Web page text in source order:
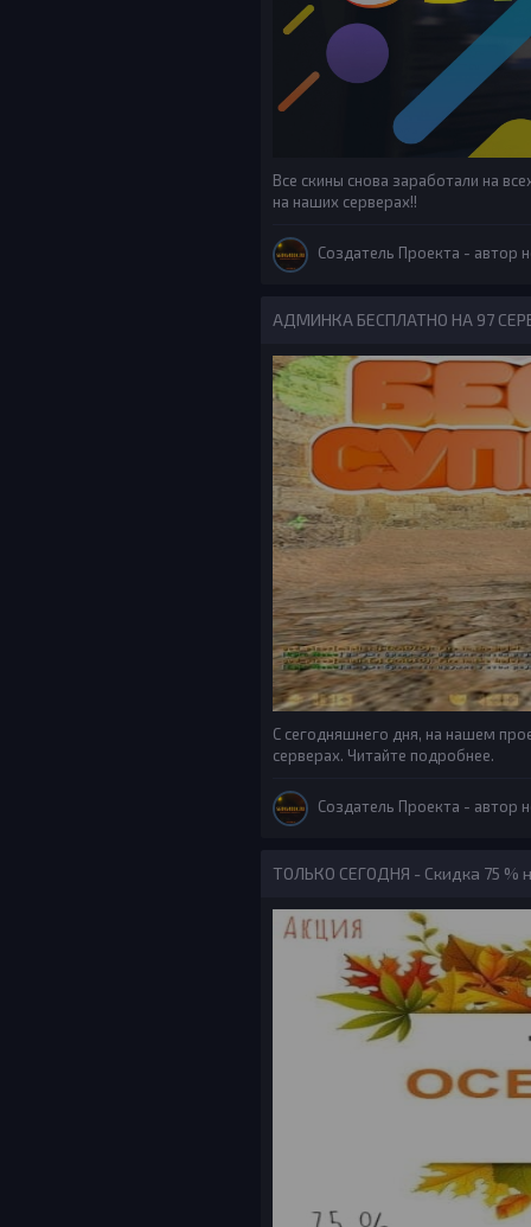
Все скины снова заработали на
на наших серверах!!
Создатель Проекта - автор
АДМИНКА БЕСПЛАТНО НА 97
С сегодняшнего дня, на нашем
серверах. Читайте подробнее.
Создатель Проекта - автор
ТОЛЬКО СЕГОДНЯ - Скидка 75 %